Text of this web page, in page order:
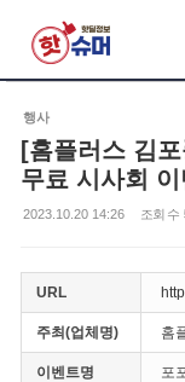
행사
[홈플러스 김
무료 시사회
2023.10.20 14:26 조회 수
URL
주최(업체명) 홈
이벤트명 포